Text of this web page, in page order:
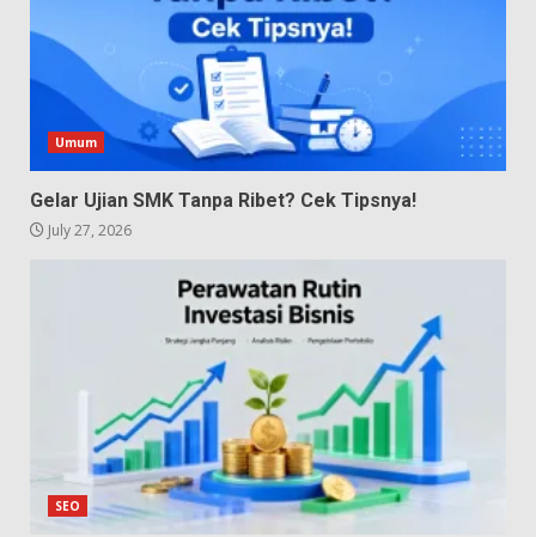
Umum
Gelar Ujian SMK Tanpa Ribet? Cek Tipsnya!
July 27, 2026
SEO